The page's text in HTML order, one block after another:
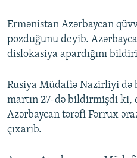
Ermənistan Azərbaycan
pozduğunu deyib.
dislokasiya apardığını
Rusiya Müdafiə Nazirliyi də
martın 27-də bildirmişdi ki,
Azərbaycan tərəfi Fərrux
çıxarıb.